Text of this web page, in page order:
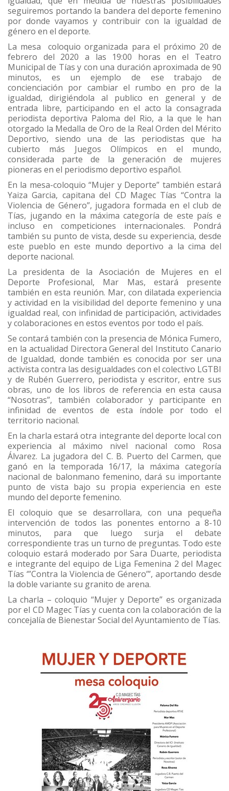
seguiremos portando la bandera del deporte femenino
por donde vayamos y contribuir con la igualdad de
género en el deporte.
La mesa coloquio organizada para el próximo 20 de
febrero del 2020 a las 19:00 horas en el Teatro
Municipal de Tías y con una duración aproximada de 90
minutos, es un ejemplo de ese trabajo de
concienciación por cambiar el rumbo en pro de la
igualdad, dirigiéndola al publico en general y de
entrada libre, participando en el acto la consagrada
periodista deportiva Paloma del Rio, a la que le han
otorgado la Medalla de Oro de la Real Orden del Mérito
Deportivo, siendo una de las periodistas que ha
cubierto más Juegos Olímpicos en el mundo,
considerada parte de la generación de mujeres
pioneras en el periodismo deportivo español.
En la mesa-coloquio “Mujer y Deporte” también estará
Yaiza Garcia, capitana del CD Magec Tías “Contra la
Violencia de Género”, jugadora formada en el club de
Tías, jugando en la máxima categoría de este país e
incluso en competiciones internacionales. Pondrá
también su punto de vista, desde su experiencia, desde
este pueblo en este mundo deportivo a la cima del
deporte nacional.
La presidenta de la Asociación de Mujeres en el
Deporte Profesional, Mar Mas, estará presente
también en esta reunión. Mar, con dilatada experiencia
y actividad en la visibilidad del deporte femenino y una
igualdad real, con infinidad de participación, actividades
y colaboraciones en estos eventos por todo el país.
Se contará también con la presencia de Mónica Fumero,
en la actualidad Directora General del Instituto Canario
de Igualdad, donde también es conocida por ser una
activista contra las desigualdades con el colectivo LGTBI
y de Rubén Guerrero, periodista y escritor, entre sus
obras, uno de los libros de referencia en esta causa
“Nosotras”, también colaborador y participante en
infinidad de eventos de esta índole por todo el
territorio nacional.
En la charla estará otra integrante del deporte local con
experiencia al máximo nivel nacional como Rosa
Álvarez. La jugadora del C. B. Puerto del Carmen, que
ganó en la temporada 16/17, la máxima categoría
nacional de balonmano femenino, dará su importante
punto de vista bajo su propia experiencia en este
mundo del deporte femenino.
El coloquio que se desarrollara, con una pequeña
intervención de todos las ponentes entorno a 8-10
minutos, para que luego surja el debate
correspondiente tras un turno de preguntas. Todo este
coloquio estará moderado por Sara Duarte, periodista
e integrante del equipo de Liga Femenina 2 del Magec
Tías ‘”Contra la Violencia de Género’”, aportando desde
la doble variante su granito de arena.
La charla – coloquio “Mujer y Deporte” es organizada
por el CD Magec Tías y cuenta con la colaboración de la
concejalía de Bienestar Social del Ayuntamiento de Tías.